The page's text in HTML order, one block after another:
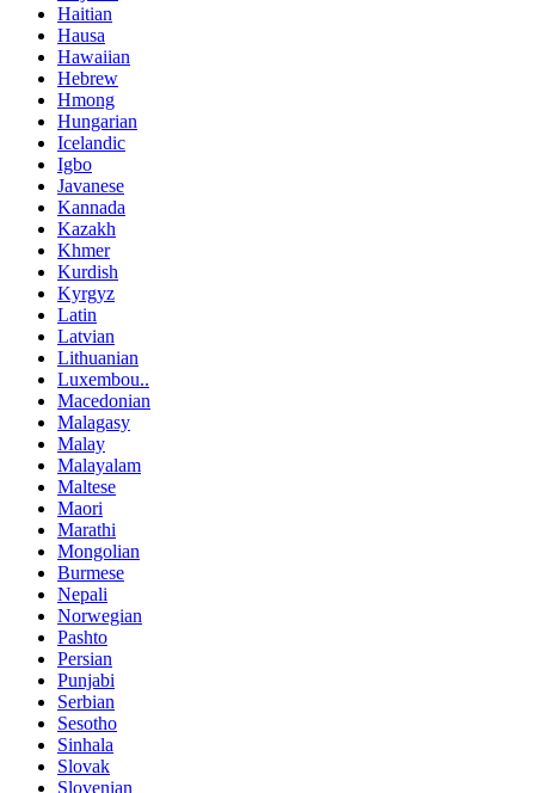
Haitian
Hausa
Hawaiian
Hebrew
Hmong
Hungarian
Icelandic
Igbo
Javanese
Kannada
Kazakh
Khmer
Kurdish
Kyrgyz
Latin
Latvian
Lithuanian
Luxembou..
Macedonian
Malagasy
Malay
Malayalam
Maltese
Maori
Marathi
Mongolian
Burmese
Nepali
Norwegian
Pashto
Persian
Punjabi
Serbian
Sesotho
Sinhala
Slovak
Slovenian